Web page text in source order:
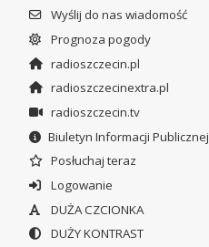
Wyślij do nas wiadomość
Prognoza pogody
radioszczecin.pl
radioszczecinextra.pl
radioszczecin.tv
Biuletyn Informacji Publicznej
Posłuchaj teraz
Logowanie
DUŻA CZCIONKA
DUŻY KONTRAST